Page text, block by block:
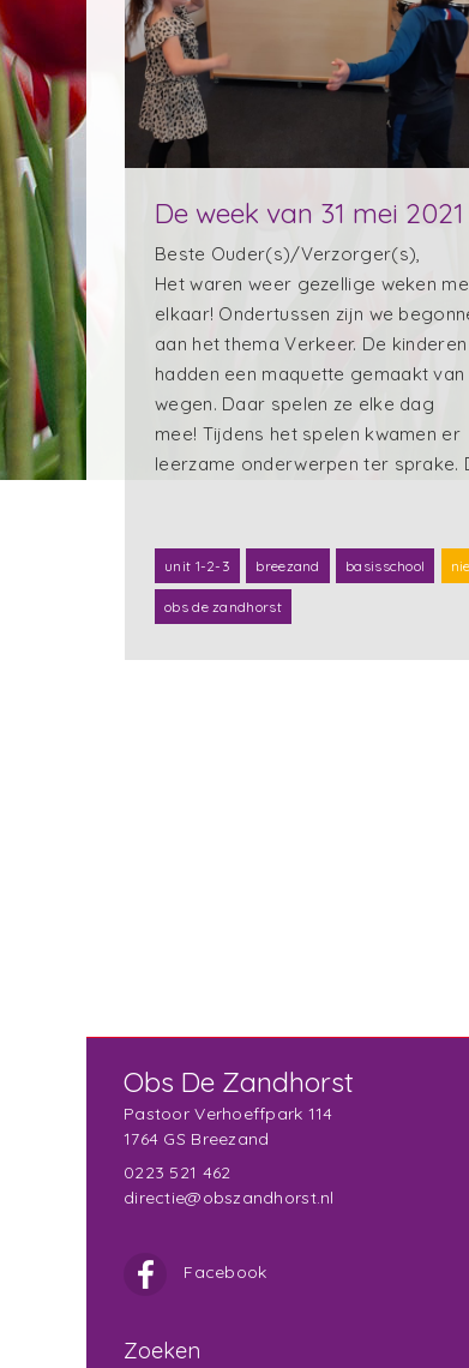
De week van 31 mei 2021
Beste Ouder(s)/Verzorger(s),
Het waren weer gezellige weken
elkaar! Ondertussen zijn we
aan het thema Verkeer. De kinderen
hadden een maquette gemaakt van
wegen. Daar spelen ze elke dag
mee! Tijdens het spelen kwamen er
leerzame onderwerpen ter sprake.
unit 1-2-3 breezand basisschool
obs de zandhorst
Obs De Zandhorst
Pastoor Verhoeffpark 114
1764 GS Breezand
0223 521 462
directie@obszandhorst.nl
Facebook
Zoeken